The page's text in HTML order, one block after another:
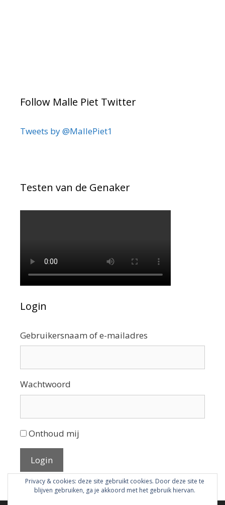
Follow Malle Piet Twitter
Tweets by @MallePiet1
Testen van de Genaker
Login
Gebruikersnaam of e-mailadres
Wachtwoord
Onthoud mij
Login
Privacy & cookies: deze site gebruikt cookies. Door deze site te
blijven gebruiken, ga je akkoord met het gebruik hiervan.